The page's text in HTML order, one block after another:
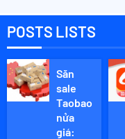
POSTS LISTS
Săn
sale
Taobao
nửa
giá: